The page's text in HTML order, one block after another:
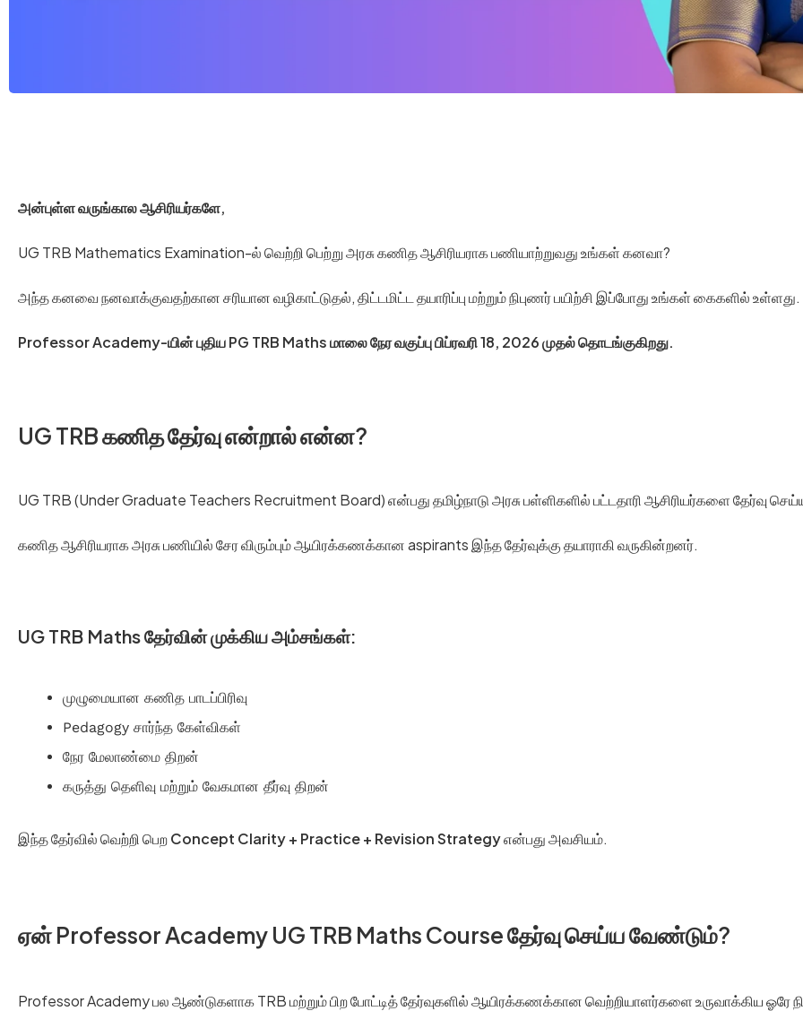
அன்புள்ள வருங்கால ஆசிரியர்களே,
UG TRB Mathematics Examination-ல் வெற்றி பெற்று அரசு கணித ஆசிரியராக பணியாற்றுவது உங்கள் கனவா?
அந்த கனவை நனவாக்குவதற்கான சரியான வழிகாட்டுதல், திட்டமிட்ட தயாரிப்பு மற்றும் நிபுணர் பயிற்சி இப்போது உங்கள் கைகளில் உள்ளது.
Professor Academy-யின் புதிய PG TRB Maths மாலை நேர வகுப்பு பிப்ரவரி 18, 2026 முதல் தொடங்குகிறது.
UG TRB கணித தேர்வு என்றால் என்ன?
UG TRB (Under Graduate Teachers Recruitment Board) என்பது தமிழ்நாடு அரசு பள்ளிகளில் பட்டதாரி ஆசிரியர்களை தேர்வு
கணித ஆசிரியராக அரசு பணியில் சேர விரும்பும் ஆயிரக்கணக்கான aspirants இந்த தேர்வுக்கு தயாராகி வருகின்றனர்.
UG TRB Maths தேர்வின் முக்கிய அம்சங்கள்:
முழுமையான கணித பாடப்பிரிவு
Pedagogy சார்ந்த கேள்விகள்
நேர மேலாண்மை திறன்
கருத்து தெளிவு மற்றும் வேகமான தீர்வு திறன்
இந்த தேர்வில் வெற்றி பெறConcept Clarity + Practice + Revision Strategyஎன்பது அவசியம்.
ஏன் Professor Academy UG TRB Maths Course தேர்வு செய்ய வேண்டும்?
Professor Academy பல ஆண்டுகளாக TRB மற்றும் பிற போட்டித் தேர்வுகளில் ஆயிரக்கணக்கான வெற்றியாளர்களை உருவாக்கிய ஓரே